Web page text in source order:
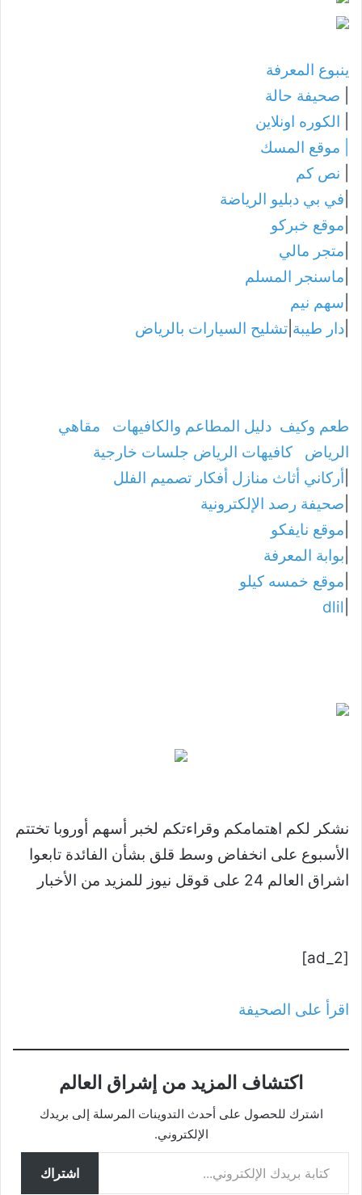
ينبوع المعرفة
صحيفة حالة
الكوره اونلاين
موقع المسك
نص كم
في بي دبليو الرياضة
موقع خبركو
متجر مالي
ماسنجر المسلم
سهم نيم
دار طيبة تشليح السيارات بالرياض
طعم وكيف دليل المطاعم والكافيهات
مقاهي
الرياض
كافيهات الرياض جلسات خارجية
أركاني أثاث منازل أفكار تصميم الفلل
صحيفة رصد الإلكترونية
موقع نايفكو
بوابة المعرفة
موقع خمسه كيلو
dlil
نشكر لكم اهتمامكم وقراءتكم لخبر أسهم أوروبا تختتم
الأسبوع على انخفاض وسط قلق بشأن الفائدة تابعوا
اشراق العالم 24 على قوقل نيوز للمزيد من الأخبار
[ad_2]
اقرأ على الصحيفة
اكتشاف المزيد من إشراق العالم
اشترك للحصول على أحدث التدوينات المرسلة إلى بريدك
الإلكتروني.
كتابة بريدك الإلكتروني...
اشتراك